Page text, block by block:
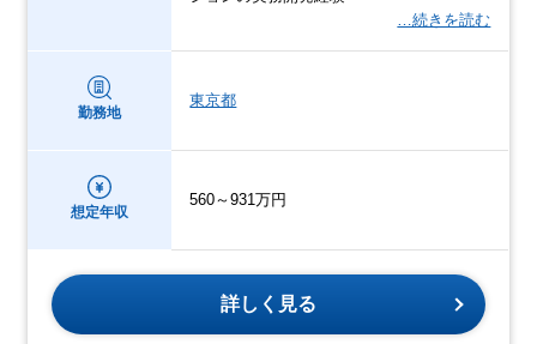
…続きを読む
勤務地
東京都
想定年収
560～931万円
詳しく見る